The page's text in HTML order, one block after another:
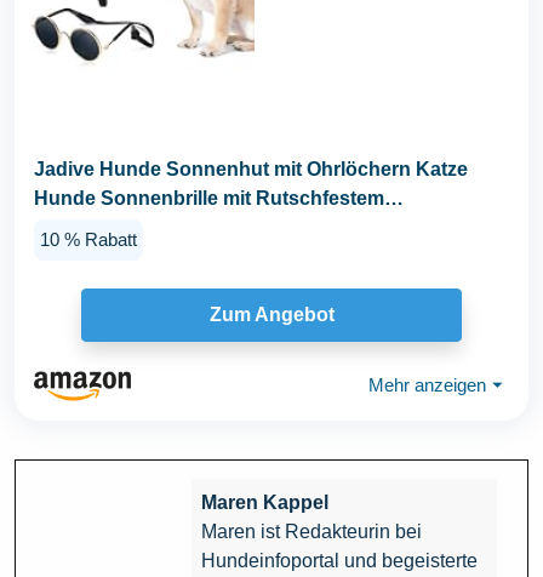
Jadive Hunde Sonnenhut mit Ohrlöchern Katze
Hunde Sonnenbrille mit Rutschfestem
10 % Rabatt
Zum Angebot
Mehr anzeigen ⏷
Maren Kappel
Maren ist Redakteurin bei
Hundeinfoportal und begeisterte